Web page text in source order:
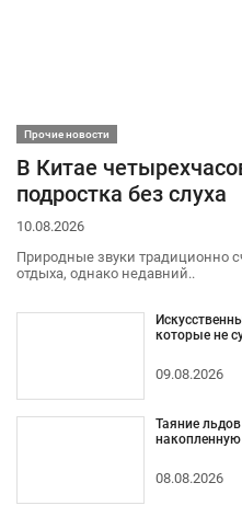
Прочие новости
В Китае
подростка без слуха
10.08.2026
Природные звуки традиционно
отдыха, однако недавний..
которые не
09.08.2026
Таяние
накопленную
08.08.2026